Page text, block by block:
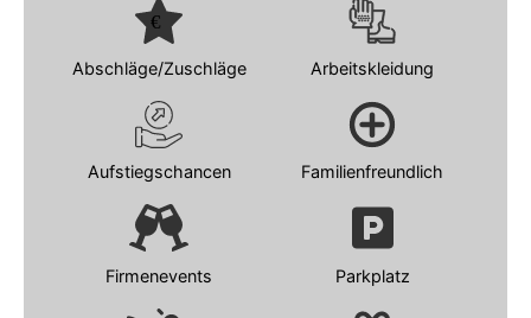
Abschläge/Zuschläge Arbeitskleidung
Aufstiegschancen Familienfreundlich
Firmenevents Parkplatz